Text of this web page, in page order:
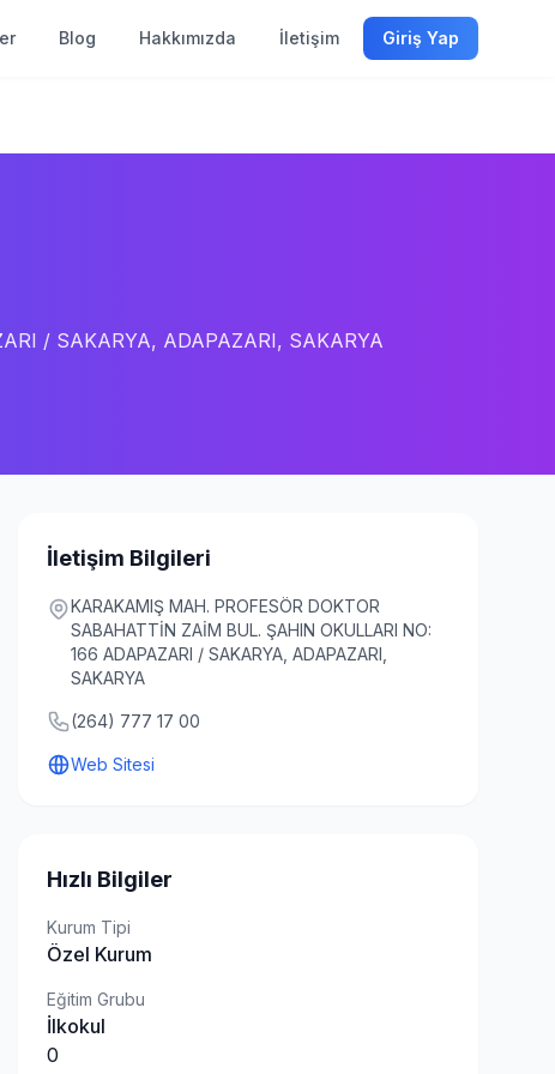
Blog Hakkımızda İletişim Giriş Yap
/ SAKARYA, ADAPAZARI, SAKARYA
İletişim Bilgileri
KARAKAMIŞ MAH. PROFESÖR DOKTOR
SABAHATTİN ZAİM BUL. ŞAHIN OKULLARI NO:
166 ADAPAZARI / SAKARYA, ADAPAZARI,
SAKARYA
(264) 777 17 00
Web Sitesi
Hızlı Bilgiler
Kurum Tipi
Özel Kurum
Eğitim Grubu
İlkokul
0